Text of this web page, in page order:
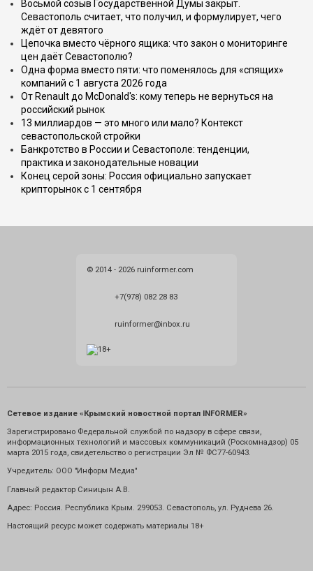
Восьмой созыв Государственной Думы закрыт.
Севастополь считает, что получил, и формулирует, чего
ждёт от девятого
Цепочка вместо чёрного ящика: что закон о мониторинге
цен даёт Севастополю?
Одна форма вместо пяти: что поменялось для «спящих»
компаний с 1 августа 2026 года
От Renault до McDonald's: кому теперь не вернуться на
российский рынок
13 миллиардов — это много или мало? Контекст
севастопольской стройки
Банкротство в России и Севастополе: тенденции,
практика и законодательные новации
Конец серой зоны: Россия официально запускает
крипторынок с 1 сентября
© 2014 - 2026 ruinformer.com
+7(978) 082 28 83
ruinformer@inbox.ru
Сетевое издание «Крымский новостной портал INFORMER»
Зарегистрировано Федеральной службой по надзору в сфере связи,
информационных технологий и массовых коммуникаций (Роскомнадзор) 05
марта 2015 года, свидетельство о регистрации Эл № ФС77-60943.
Учредитель: ООО "Информ Медиа"
Главный редактор Синицын А.В.
Адрес: Россия. Республика Крым. 299053. Севастополь, ул. Руднева 26.
Настоящий ресурс может содержать материалы 18+